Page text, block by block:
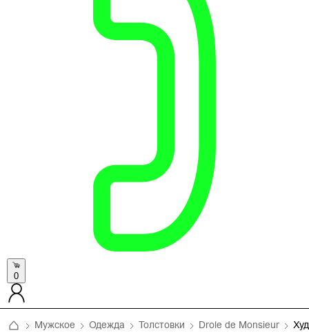
0
Мужское Одежда Толстовки Drole de Monsieur